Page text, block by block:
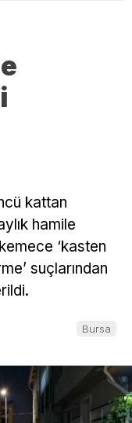
kattan
hamile
‘kasten
suçlarından
Bursa